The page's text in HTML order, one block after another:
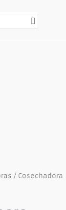
/ Cosechadora